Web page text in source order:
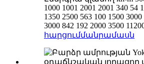
1000 1001 2001 2001 340 54
1350 2500 563 100 1500
3000 842 192 2000 3500
հարցումմանրամասն